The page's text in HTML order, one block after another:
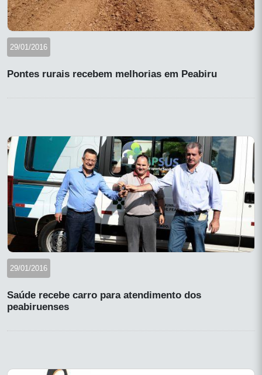
29/01/2016
Pontes rurais recebem melhorias em Peabiru
29/01/2016
Saúde recebe carro para atendimento dos
peabiruenses